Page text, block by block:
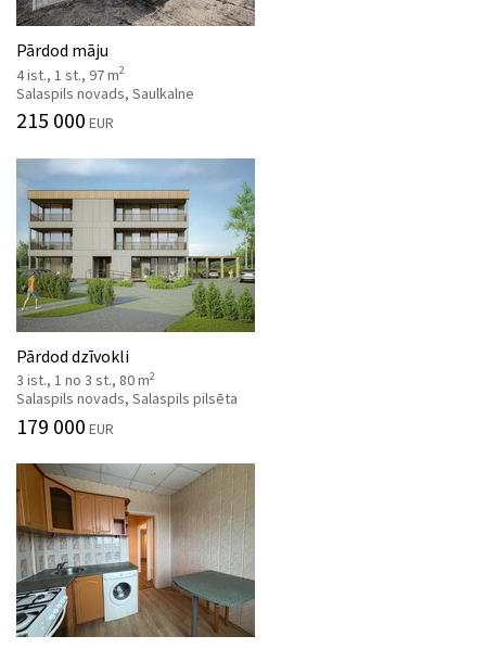
Pārdod māju
4 ist., 1 st., 97 m2
Salaspils novads, Saulkalne
215 000 EUR
Pārdod dzīvokli
3 ist., 1 no 3 st., 80 m2
Salaspils novads, Salaspils pilsēta
179 000 EUR